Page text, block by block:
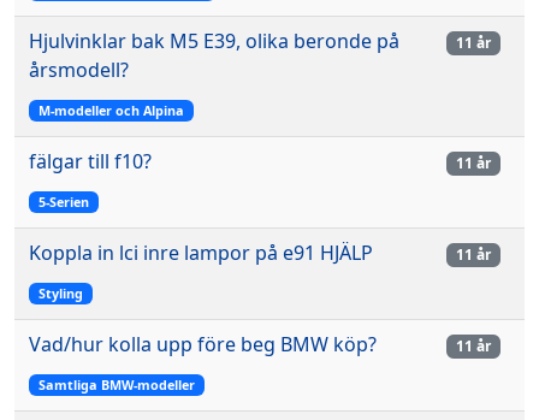
Hjulvinklar bak M5 E39, olika beronde på
årsmodell?
M-modeller och Alpina
11 år
fälgar till f10?
5-Serien
11 år
Koppla in lci inre lampor på e91 HJÄLP
Styling
11 år
Vad/hur kolla upp före beg BMW köp?
Samtliga BMW-modeller
11 år